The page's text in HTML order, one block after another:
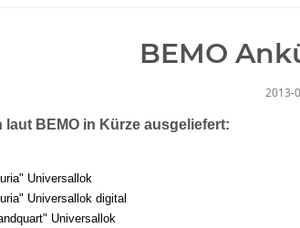
BEMO
2013-
laut BEMO in Kürze ausgeliefert:
Universallok
Universallok digital
Universallok